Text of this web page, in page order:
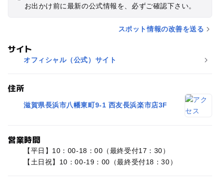
お出かけ前に最新の公式情報を、必ずご確認下さい。
スポット情報の改善を送る
サイト
オフィシャル（公式）サイト
住所
滋賀県長浜市八幡東町9-1 西友長浜楽市店3F
営業時間
【平日】10：00-18：00（最終受付17：30）
【土日祝】10：00-19：00（最終受付18：30）